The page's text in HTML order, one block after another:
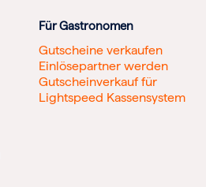
Für Gastronomen
Gutscheine verkaufen
Einlösepartner werden
Gutscheinverkauf für
Lightspeed Kassensystem